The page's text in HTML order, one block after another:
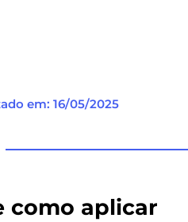
em: 16/05/2025
como aplicar